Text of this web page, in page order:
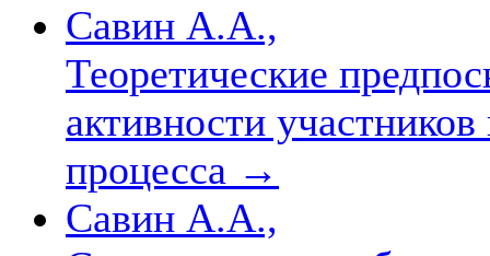
Савин А.А.,
Теоретические
активности
процесса →
Савин А.А.,